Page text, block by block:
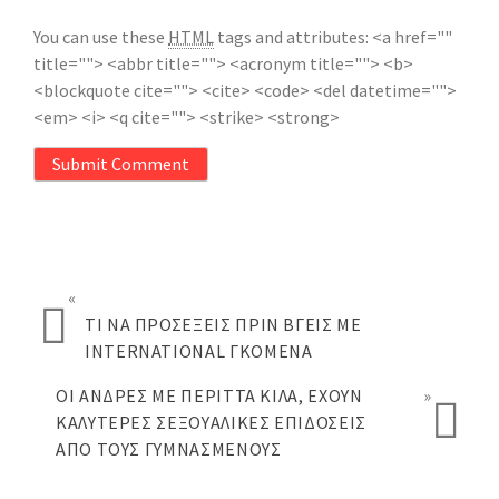
You can use these HTML tags and attributes: <a href=""
title=""> <abbr title=""> <acronym title=""> <b>
<blockquote cite=""> <cite> <code> <del datetime="">
<em> <i> <q cite=""> <strike> <strong>
Submit Comment
«
ΤΙ ΝΑ ΠΡΟΣΈΞΕΙΣ ΠΡΙΝ ΒΓΕΙΣ ΜΕ
INTERNATIONAL ΓΚΌΜΕΝΑ
ΟΙ ΆΝΔΡΕΣ ΜΕ ΠΕΡΙΤΤΆ ΚΙΛΆ, ΈΧΟΥΝ
ΚΑΛΎΤΕΡΕΣ ΣΕΞΟΥΑΛΙΚΈΣ ΕΠΙΔΌΣΕΙΣ
ΑΠΌ ΤΟΥΣ ΓΥΜΝΑΣΜΈΝΟΥΣ
»